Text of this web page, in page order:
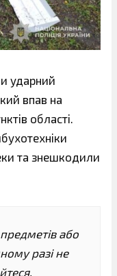
ударний
впав на
області.
та знешкодили
або
разі не